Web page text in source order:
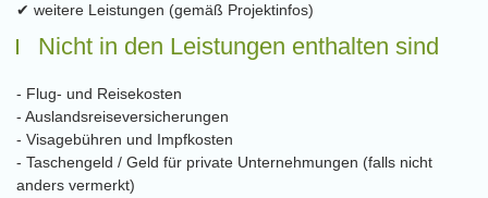
✔ weitere Leistungen (gemäß Projektinfos)
Nicht in den Leistungen enthalten sind
- Flug- und Reisekosten
- Auslandsreiseversicherungen
- Visagebühren und Impfkosten
- Taschengeld / Geld für private Unternehmungen (falls nicht
anders vermerkt)